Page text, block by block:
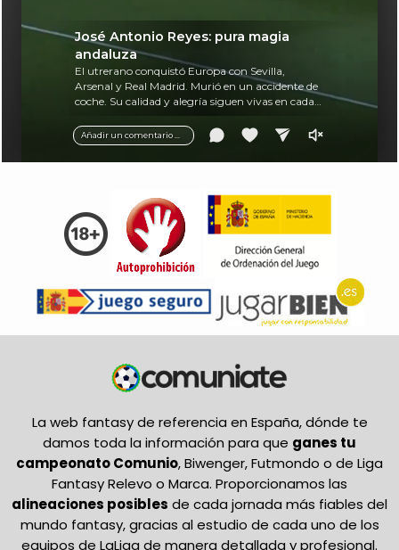
Añadir un comentario ...
José Antonio Reyes: pura magia
andaluza
El utrerano conquistó Europa con Sevilla,
Arsenal y Real Madrid. Murió en un accidente de
coche. Su calidad y alegría siguen vivas en cada
La web fantasy de referencia en España, dónde te
damos toda la información para que ganes tu
campeonato Comunio, Biwenger, Futmondo o de Liga
Fantasy Relevo o Marca. Proporcionamos las
alineaciones posibles de cada jornada más fiables del
mundo fantasy, gracias al estudio de cada uno de los
equipos de LaLiga de manera detallada y profesional.